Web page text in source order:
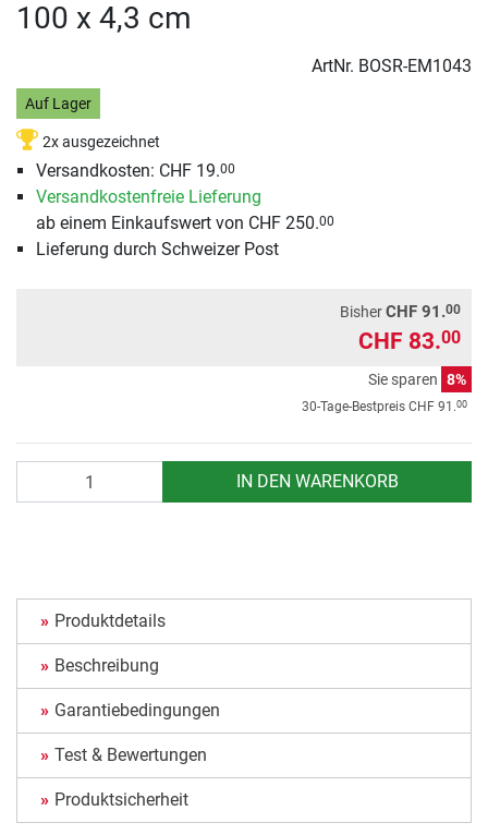
100 x 4,3 cm
ArtNr. BOSR-EM1043
Auf Lager
2x ausgezeichnet
Versandkosten: CHF 19.00
Versandkostenfreie Lieferung
ab einem Einkaufswert von CHF 250.00
Lieferung durch Schweizer Post
BisherCHF 91.00
CHF 83.00
Sie sparen 8%
30-Tage-Bestpreis CHF 91.00
IN DEN WARENKORB
Produktdetails
Beschreibung
Garantiebedingungen
Test & Bewertungen
Produktsicherheit